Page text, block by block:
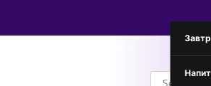
Search